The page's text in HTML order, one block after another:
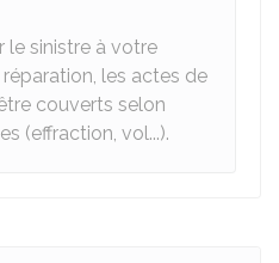
le sinistre à votre
les actes de
couverts selon
(effraction, vol...).